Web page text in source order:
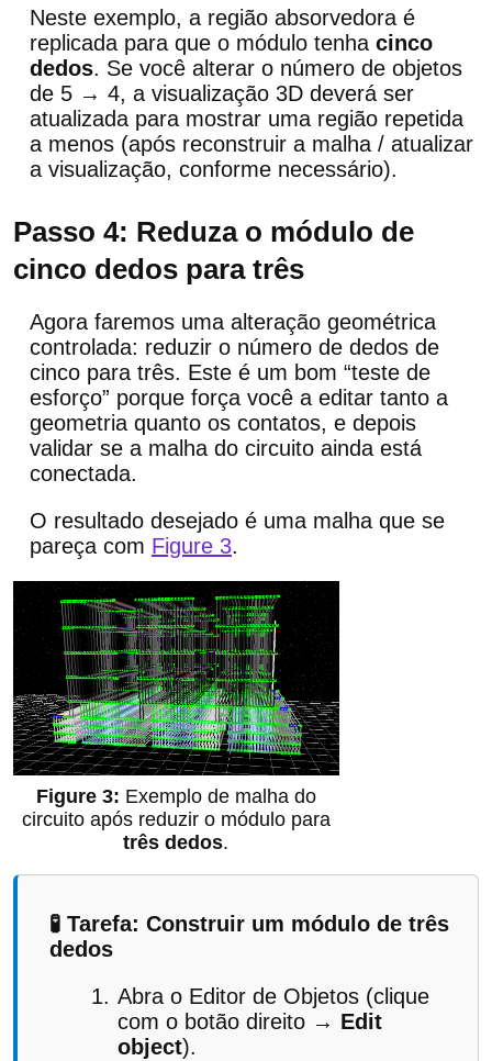
Neste exemplo, a região absorvedora é
replicada para que o módulo tenha cinco
dedos. Se você alterar o número de objetos
de 5 → 4, a visualização 3D deverá ser
atualizada para mostrar uma região repetida
a menos (após reconstruir a malha / atualizar
a visualização, conforme necessário).
Passo 4: Reduza o módulo de
cinco dedos para três
Agora faremos uma alteração geométrica
controlada: reduzir o número de dedos de
cinco para três. Este é um bom “teste de
esforço” porque força você a editar tanto a
geometria quanto os contatos, e depois
validar se a malha do circuito ainda está
conectada.
O resultado desejado é uma malha que se
pareça com Figure 3.
Exemplo de malha do
circuito após reduzir o módulo para
três dedos.
🧪 Tarefa: Construir um módulo de três
dedos
Abra o Editor de Objetos (clique
com o botão direito → Edit
object).